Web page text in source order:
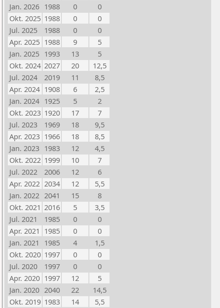
Jan. 2026 1988 0
0
Okt. 2025 1988 0
0
Jul. 2025
1988 0
0
Apr. 2025 1988 9
5
Jan. 2025 1993 13
5
Okt. 2024 2027 20
12,5
Jul. 2024
2019 11
8,5
Apr. 2024 1908 6
2,5
Jan. 2024 1925 5
2
Okt. 2023 1920 17
7
Jul. 2023
1969 18
9,5
Apr. 2023 1966 18
8,5
Jan. 2023 1983 12
4,5
Okt. 2022 1999 10
7
Jul. 2022
2006 12
6
Apr. 2022 2034 12
5,5
Jan. 2022 2041 15
8
Okt. 2021 2016 5
3,5
Jul. 2021
1985 0
0
Apr. 2021 1985 0
0
Jan. 2021
1985 4
1,5
Okt. 2020 1997 0
0
Jul. 2020
1997 0
0
Apr. 2020 1997 12
5
Jan. 2020 2040 22
14,5
Okt. 2019 1983 14
5,5